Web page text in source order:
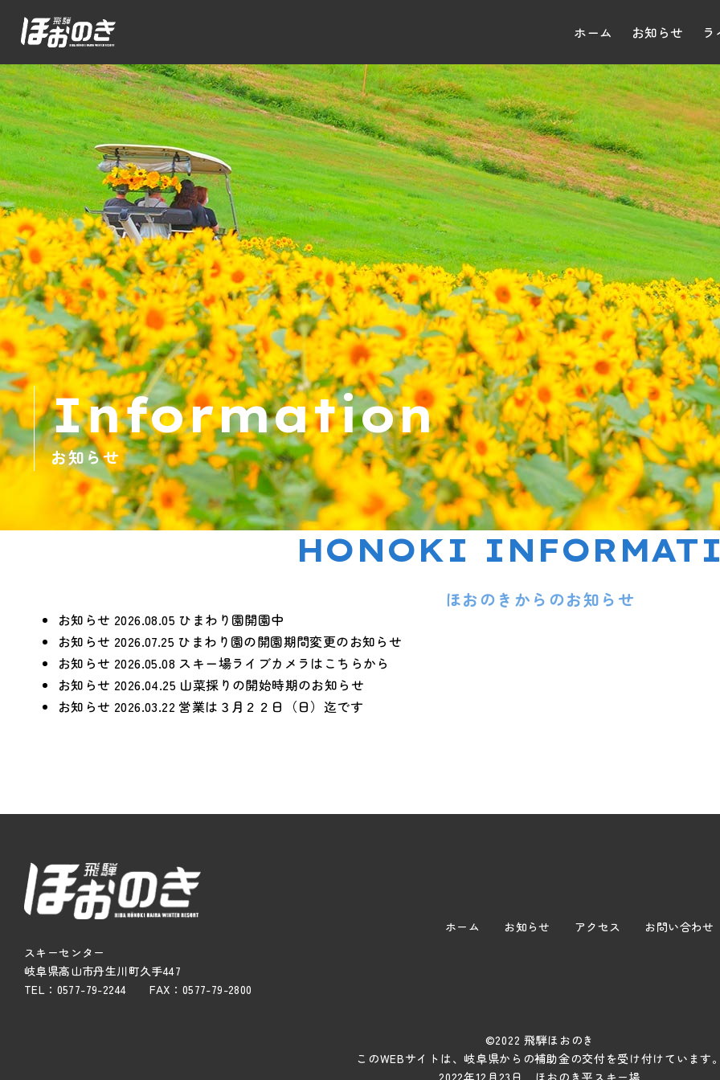
ホーム お知らせ
Information
お知らせ
HONOKI
ほおのきからのお知らせ
お知らせ 2026.08.05 ひまわり園開園中
お知らせ 2026.07.25 ひまわり園の開園期間変更のお知らせ
お知らせ 2026.05.08 スキー場ライブカメラはこちらから
お知らせ 2026.04.25 山菜採りの開始時期のお知らせ
お知らせ 2026.03.22 営業は３月２２日（日）迄です
スキーセンター
岐阜県高山市丹生川町久手447
TEL：0577-79-2244 FAX：0577-79-2800
ホーム お知らせ アクセス お問い合わせ
©2022 飛騨ほおのき
このWEBサイトは、岐阜県からの補助金の交付を受け付けています